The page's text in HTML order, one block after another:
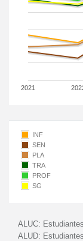
2021
INF
SEN
PLA
TRA
PROF
SG
ALUC:
ALUD: